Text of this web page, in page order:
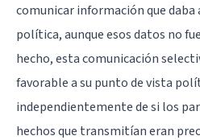
comunicar información que daba
política, aunque esos datos no
hecho, esta comunicación
favorable a su punto de vista
independientemente de si los
hechos que transmitían eran